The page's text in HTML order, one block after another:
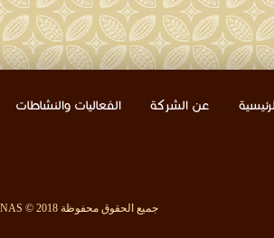
عن الشركة الفعاليات والنشاطات
جميع الحقوق محفوظة JONAS © 2018.